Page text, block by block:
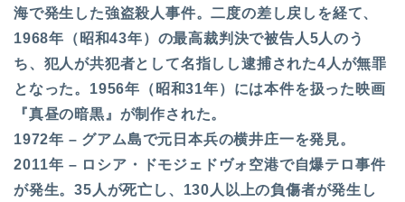
海で発生した強盗殺人事件。二度の差し戻しを経て、
1968年（昭和43年）の最高裁判決で被告人5人のう
ち、犯人が共犯者として名指しし逮捕された4人が無罪
となった。1956年（昭和31年）には本件を扱った映画
『真昼の暗黒』が制作された。
1972年 – グアム島で元日本兵の横井庄一を発見。
2011年 – ロシア・ドモジェドヴォ空港で自爆テロ事件
が発生。35人が死亡し、130人以上の負傷者が発生し